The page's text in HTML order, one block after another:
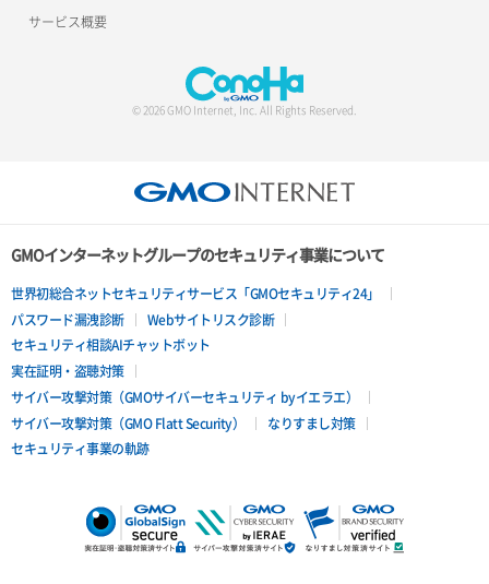
サービス概要
© 2026 GMO Internet, Inc. All Rights Reserved.
GMOインターネットグループのセキュリティ事業について
世界初総合ネットセキュリティサービス「GMOセキュリティ24」
パスワード漏洩診断
Webサイトリスク診断
セキュリティ相談AIチャットボット
実在証明・盗聴対策
サイバー攻撃対策（GMOサイバーセキュリティ byイエラエ）
サイバー攻撃対策（GMO Flatt Security）
なりすまし対策
セキュリティ事業の軌跡